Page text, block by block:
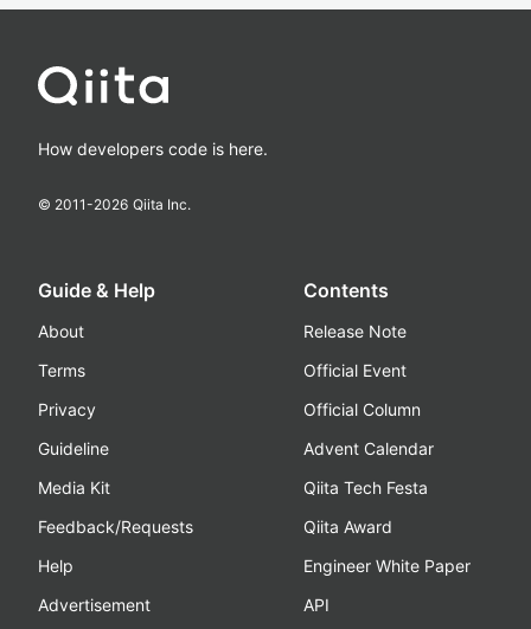
How developers code is here.
© 2011-2026 Qiita Inc.
Guide & Help
About
Terms
Privacy
Guideline
Media Kit
Feedback/Requests
Help
Advertisement
Contents
Release Note
Official Event
Official Column
Advent Calendar
Qiita Tech Festa
Qiita Award
Engineer White Paper
API